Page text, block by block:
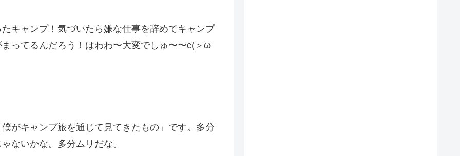
キャンプ！気づいたら嫌な仕事を辞めてキャンプ
ってるんだろう！はわわ〜大変でしゅ〜〜c(＞ω
がキャンプ旅を通じて見てきたもの」です。多分
ないかな。多分ムリだな。